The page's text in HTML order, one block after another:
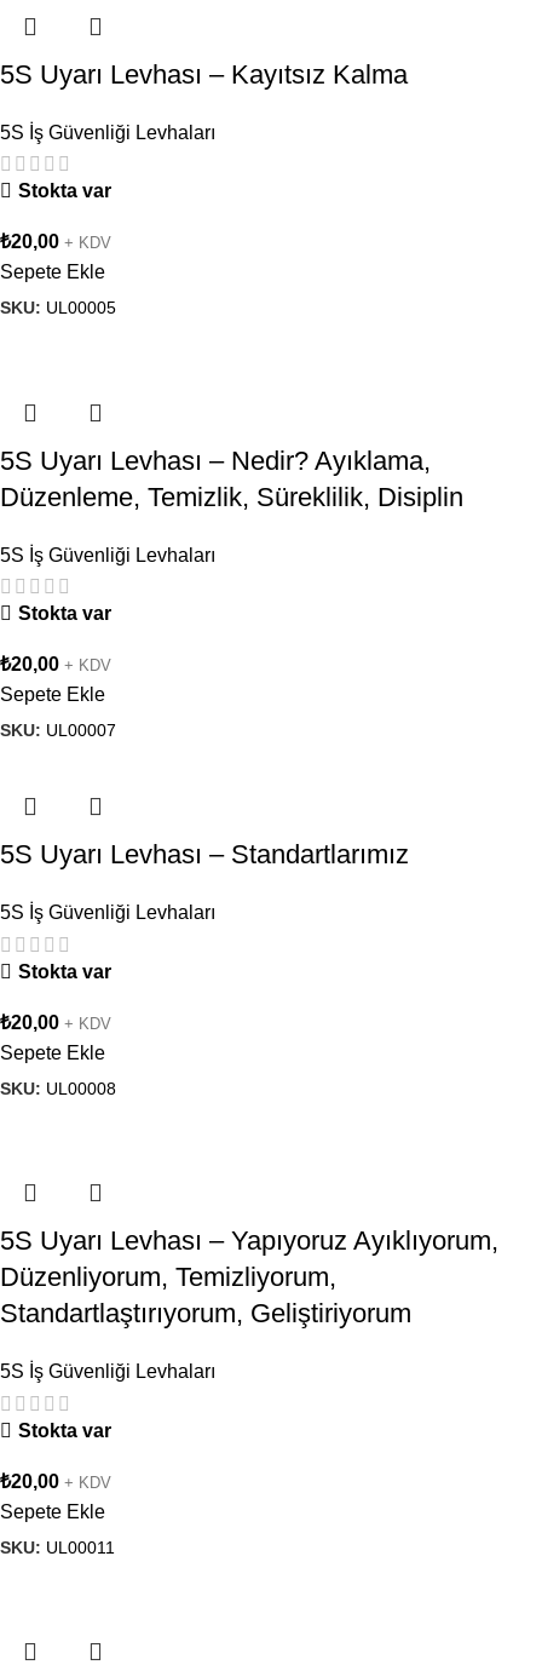
5S Uyarı Levhası – Kayıtsız Kalma
5S İş Güvenliği Levhaları
Stokta var
₺20,00 + KDV
Sepete Ekle
SKU: UL00005
5S Uyarı Levhası – Nedir? Ayıklama,
Düzenleme, Temizlik, Süreklilik, Disiplin
5S İş Güvenliği Levhaları
Stokta var
₺20,00 + KDV
Sepete Ekle
SKU: UL00007
5S Uyarı Levhası – Standartlarımız
5S İş Güvenliği Levhaları
Stokta var
₺20,00 + KDV
Sepete Ekle
SKU: UL00008
5S Uyarı Levhası – Yapıyoruz Ayıklıyorum,
Düzenliyorum, Temizliyorum,
Standartlaştırıyorum, Geliştiriyorum
5S İş Güvenliği Levhaları
Stokta var
₺20,00 + KDV
Sepete Ekle
SKU: UL00011